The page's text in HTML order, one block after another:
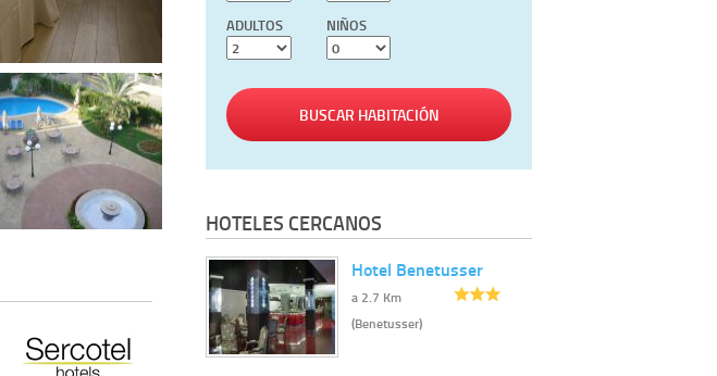
ADULTOS NIÑOS
BUSCAR HABITACIÓN
HOTELES CERCANOS
Hotel Benetusser
a 2.7 Km
(Benetusser)